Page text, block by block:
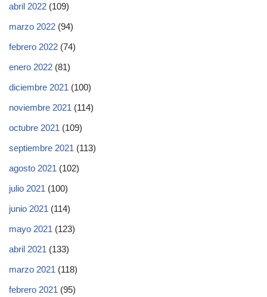
abril 2022 (109)
marzo 2022 (94)
febrero 2022 (74)
enero 2022 (81)
diciembre 2021 (100)
noviembre 2021 (114)
octubre 2021 (109)
septiembre 2021 (113)
agosto 2021 (102)
julio 2021 (100)
junio 2021 (114)
mayo 2021 (123)
abril 2021 (133)
marzo 2021 (118)
febrero 2021 (95)